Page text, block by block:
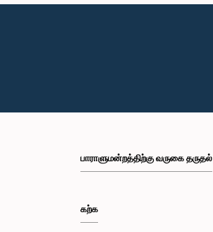
பாராளுமன்றத்திற்கு வருகை தருதல்
கற்க